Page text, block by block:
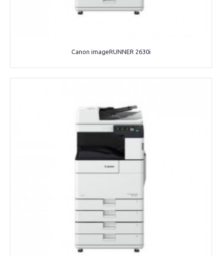
Canon imageRUNNER 2630i